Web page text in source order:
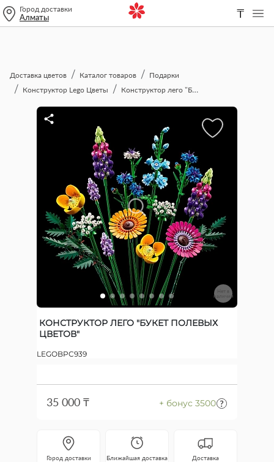
Город доставки
Алматы ₸
Доставка цветов Каталог товаров
Подарки
Конструктор Lego Цветы
Конструктор лего "Букет полевых цветов"
Нет в
наличии
КОНСТРУКТОР ЛЕГО "БУКЕТ ПОЛЕВЫХ
ЦВЕТОВ"
LEGOBPC939
35 000 ₸ + бонус 3500
Город доставки Ближайшая доставка Доставка